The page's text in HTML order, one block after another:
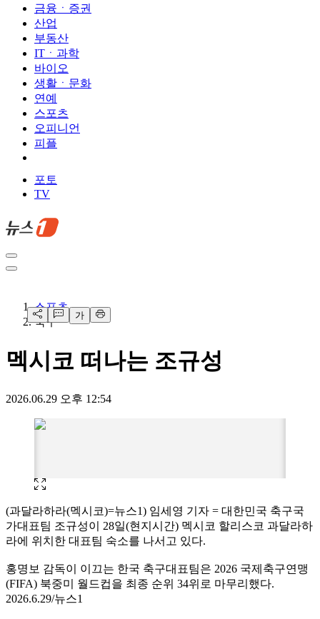
금융ㆍ증권
산업
부동산
ITㆍ과학
바이오
생활ㆍ문화
연예
스포츠
오피니언
피플
포토
TV
가
스포츠
축구
멕시코 떠나는 조규성
2026.06.29 오후 12:54
(과달라하라(멕시코)=뉴스1) 임세영 기자 = 대한민국 축구국
가대표팀 조규성이 28일(현지시간) 멕시코 할리스코 과달라하
라에 위치한 대표팀 숙소를 나서고 있다.
홍명보 감독이 이끄는 한국 축구대표팀은 2026 국제축구연맹
(FIFA) 북중미 월드컵을 최종 순위 34위로 마무리했다.
2026.6.29/뉴스1